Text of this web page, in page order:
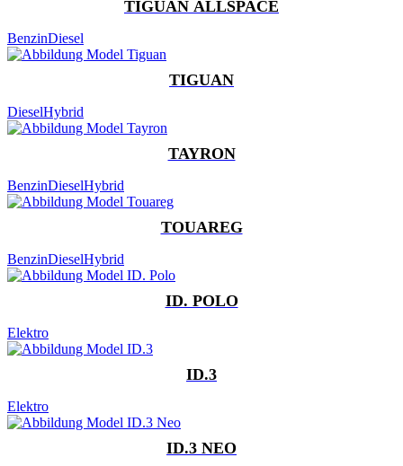
TIGUAN ALLSPACE
BenzinDiesel
TIGUAN
DieselHybrid
TAYRON
BenzinDieselHybrid
TOUAREG
BenzinDieselHybrid
ID. POLO
Elektro
ID.3
Elektro
ID.3 NEO